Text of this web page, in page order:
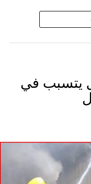
الوطني بحي
المشتبه به
في خصوص
يتسبب في